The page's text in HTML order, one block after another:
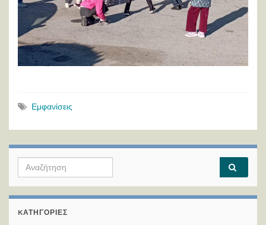
Εμφανίσεις
Search for:
KΑΤΗΓΟΡΊΕΣ